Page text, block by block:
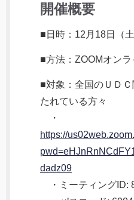
開催概要
■日時：12月18日（
■方法：ZOOMオンラ
■対象：全国のＵＤ
たれている方々
・
https://
dadz09
・ミーティングID: